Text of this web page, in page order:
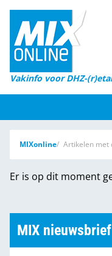
Vakinfo voor DHZ-
Home
Magazines
DHZ Sessie
Marktcijfers
Word abonnee
MIXonline Artikelen met
Er is op dit moment
MIX nieuwsbrief